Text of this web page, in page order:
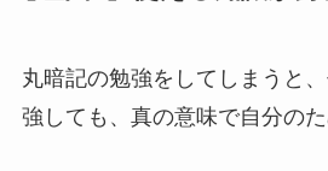
丸暗記の勉強をしてしまうと
強しても、真の意味で自分のた